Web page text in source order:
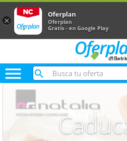

×
Oferplan
Oferplan
Gratis - en Google Play